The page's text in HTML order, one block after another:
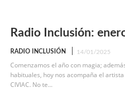
Radio Inclusión:
RADIO INCLUSIÓN 14/01/2025
Comenzamos el año con magia;
habituales, hoy nos acompaña el artista
CIVIAC. No te...